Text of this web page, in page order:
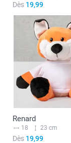
Dès 19,99
Renard
18 23 cm
Dès 19,99